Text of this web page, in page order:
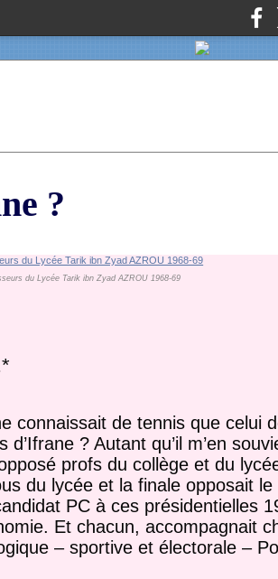
?
du Lycée Tarik ibn Zyad AZROU 1968-69
connaissait de tennis que celui
? Autant qu’il m’en
profs du collège et du
du lycée et la finale opposait le
PC à ces présidentielles
Et chacun, accompagnait
– sportive et électorale –